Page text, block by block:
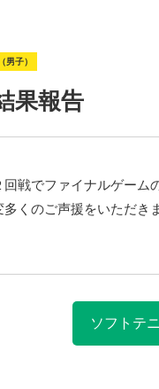
男子）
果報告
回戦でファイナルゲーム
くのご声援をいただき
ソフトテ